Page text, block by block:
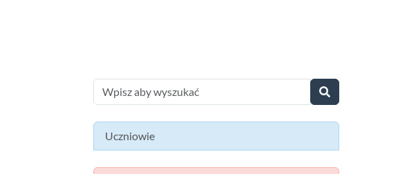
Uczniowie